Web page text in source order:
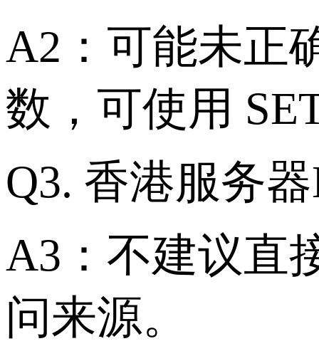
A2：可能未正
数，可使用
Q3. 香港服务
A3：不建议直
问来源。